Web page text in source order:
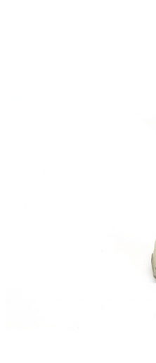
De Signia Active Mini IX is het